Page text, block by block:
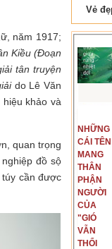
năm 1917;
Kiều (Đoạn
tân truyện
do Lê Văn
hiệu khảo và
quan trọng
đồ sộ
túy cần được
giới phía
của giai
VÂN
NHỮNG
CÁI TÊN
MANG
THÂN
PHẬN
NGƯỜI
CỦA
"GIÓ
VẪN
THỔI